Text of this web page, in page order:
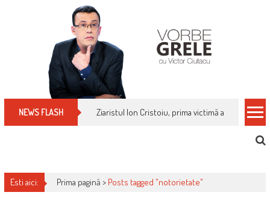
NEWS FLASH Ziaristul Ion Cristoiu, prima victimă a noi
Esti aici: Prima pagină > Posts tagged "notorietate"